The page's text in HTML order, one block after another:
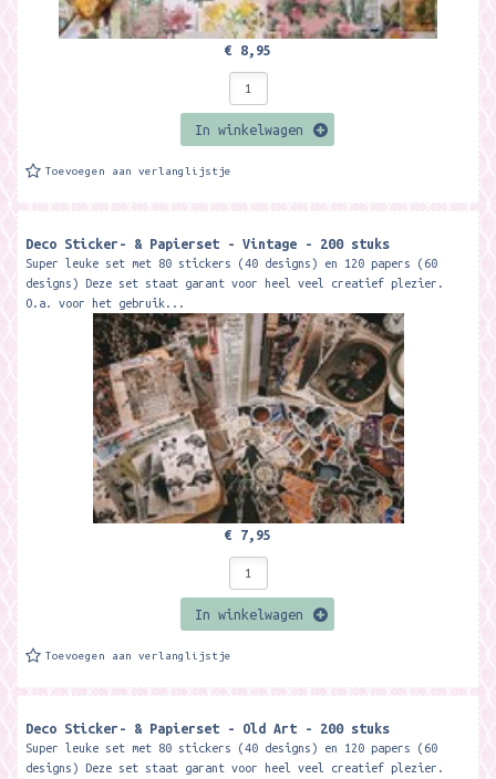
€ 8,95
In winkelwagen
Toevoegen aan verlanglijstje
Deco Sticker- & Papierset - Vintage - 200 stuks
Super leuke set met 80 stickers (40 designs) en 120 papers (60
designs) Deze set staat garant voor heel veel creatief plezier.
O.a. voor het gebruik...
€ 7,95
In winkelwagen
Toevoegen aan verlanglijstje
Deco Sticker- & Papierset - Old Art - 200 stuks
Super leuke set met 80 stickers (40 designs) en 120 papers (60
designs) Deze set staat garant voor heel veel creatief plezier.